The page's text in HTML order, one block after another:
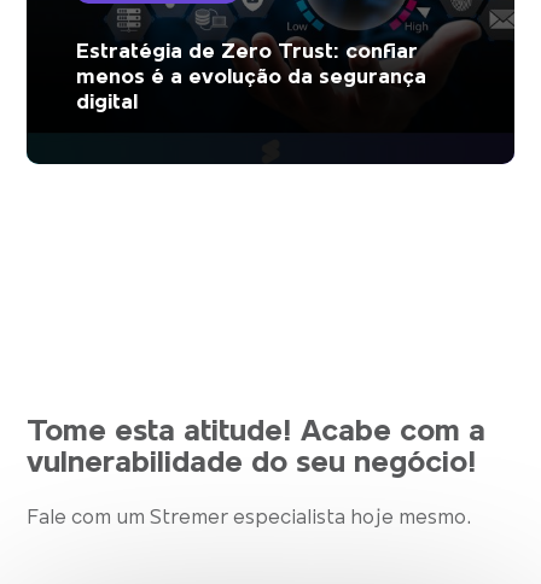
Estratégia de Zero Trust: confiar
menos é a evolução da segurança
digital
Tome esta atitude! Acabe com a
vulnerabilidade do seu negócio!
Fale com um Stremer especialista hoje mesmo.